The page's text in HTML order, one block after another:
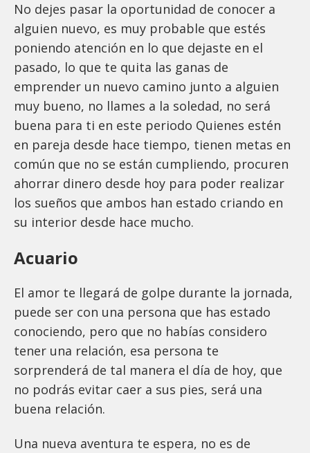
No dejes pasar la oportunidad de conocer a
alguien nuevo, es muy probable que estés
poniendo atención en lo que dejaste en el
pasado, lo que te quita las ganas de
emprender un nuevo camino junto a alguien
muy bueno, no llames a la soledad, no será
buena para ti en este periodo Quienes estén
en pareja desde hace tiempo, tienen metas en
común que no se están cumpliendo, procuren
ahorrar dinero desde hoy para poder realizar
los sueños que ambos han estado criando en
su interior desde hace mucho.
Acuario
El amor te llegará de golpe durante la jornada,
puede ser con una persona que has estado
conociendo, pero que no habías considero
tener una relación, esa persona te
sorprenderá de tal manera el día de hoy, que
no podrás evitar caer a sus pies, será una
buena relación.
Una nueva aventura te espera, no es de